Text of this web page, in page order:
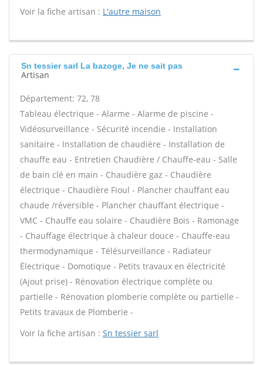
Voir la fiche artisan : L'autre maison
Sn tessier sarl La bazoge, Je ne sait pas
Artisan
Département: 72, 78
Tableau électrique - Alarme - Alarme de piscine -
Vidéosurveillance - Sécurité incendie - Installation
sanitaire - Installation de chaudière - Installation de
chauffe eau - Entretien Chaudière / Chauffe-eau - Salle
de bain clé en main - Chaudière gaz - Chaudière
électrique - Chaudière Fioul - Plancher chauffant eau
chaude /réversible - Plancher chauffant électrique -
VMC - Chauffe eau solaire - Chaudière Bois - Ramonage
- Chauffage électrique à chaleur douce - Chauffe-eau
thermodynamique - Télésurveillance - Radiateur
Électrique - Domotique - Petits travaux en électricité
(Ajout prise) - Rénovation électrique complète ou
partielle - Rénovation plomberie complète ou partielle -
Petits travaux de Plomberie -
Voir la fiche artisan : Sn tessier sarl